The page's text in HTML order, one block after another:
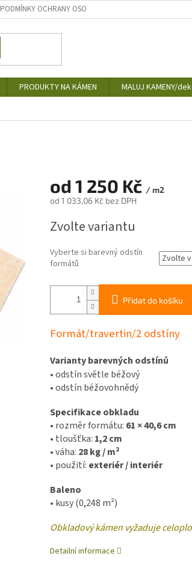
PODMÍNKY OCHRANY OSOBNÍCH ÚDAJŮ
PRODUKTY NA KÁMEN MALUJ KAMENY/
od 1 250 Kč / m2
od 1 033,06 Kčbez DPH
cena:
Zvolte variantu
Vyberte si barevný odstín
formátů
Přidat do košíku
Formát/travertin/2 odstíny
Varianty barevných odstínů
•odstín světle béžový
•odstín béžovohnědý
Specifikace obkladu
• rozměr formátu: 61 × 40,6 cm
• tloušťka: 1,2 cm
•váha: 28 kg / m²
• použití: exteriér / interiér
Baleno
• kusy (0,248 m²)
Obkladový kámen vyžaduje
Detailní informace